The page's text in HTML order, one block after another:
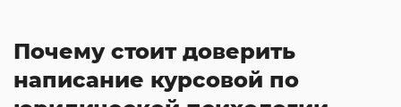
Почему стоит доверить
написание курсовой по